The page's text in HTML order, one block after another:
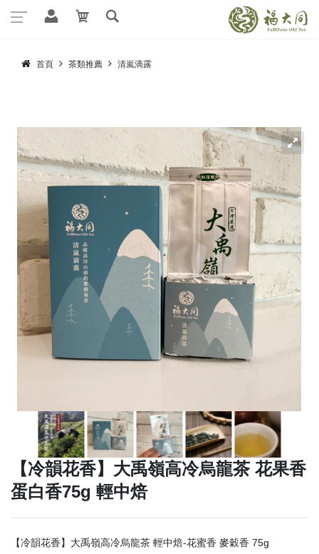
首頁 茶類推薦 清嵐滴露
【冷韻花香】大禹嶺高冷烏龍茶 花果香
蛋白香75g 輕中焙
【冷韻花香】大禹嶺高冷烏龍茶 輕中焙-花蜜香 麥穀香 75g